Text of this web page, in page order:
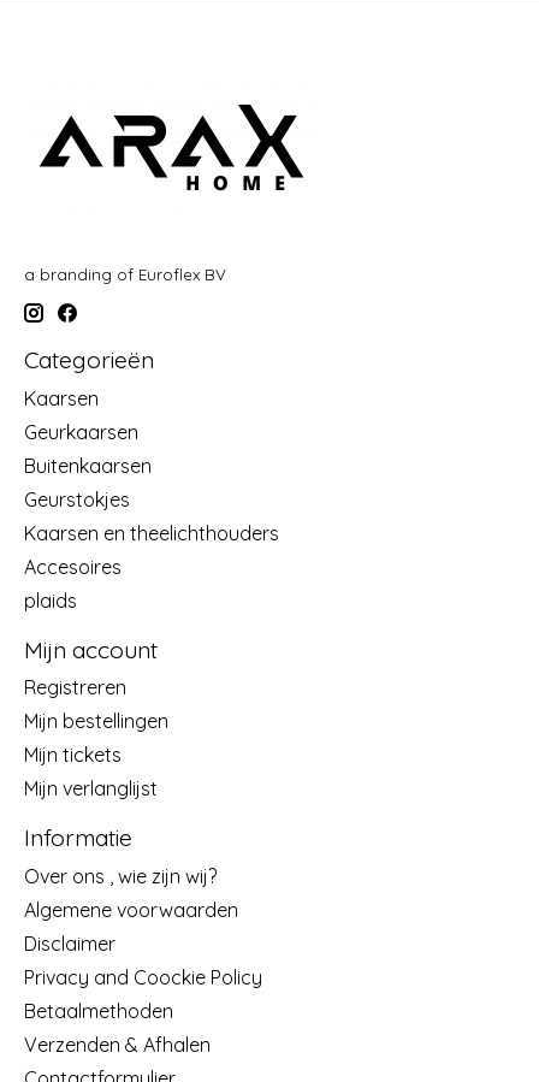
a branding of Euroflex BV
Categorieën
Kaarsen
Geurkaarsen
Buitenkaarsen
Geurstokjes
Kaarsen en theelichthouders
Accesoires
plaids
Mijn account
Registreren
Mijn bestellingen
Mijn tickets
Mijn verlanglijst
Informatie
Over ons , wie zijn wij?
Algemene voorwaarden
Disclaimer
Privacy and Coockie Policy
Betaalmethoden
Verzenden & Afhalen